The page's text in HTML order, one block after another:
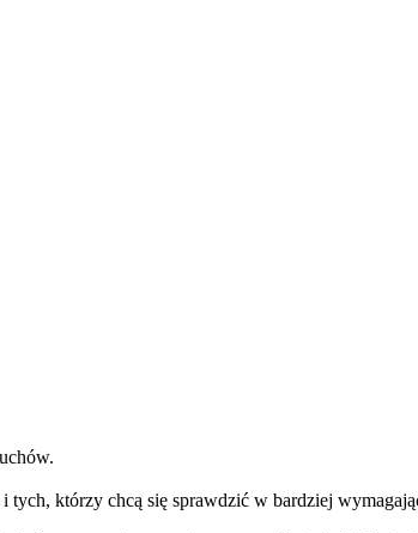
którzy chcą się sprawdzić w bardziej